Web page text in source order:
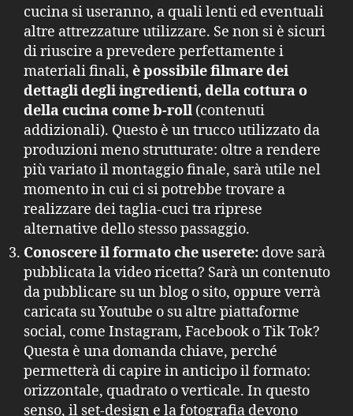
cucina si useranno, a quali lenti ed eventuali
altre attrezzature utilizzare. Se non si è sicuri
di riuscire a prevedere perfettamente i
materiali finali, è possibile filmare dei
dettagli degli ingredienti, della cottura o
della cucina come b-roll (contenuti
addizionali). Questo è un trucco utilizzato da
produzioni meno strutturate: oltre a rendere
più variato il montaggio finale, sarà utile nel
momento in cui ci si potrebbe trovare a
realizzare dei taglia-cuci tra riprese
alternative dello stesso passaggio.
Conoscere il formato che userete: dove sarà
pubblicata la video ricetta? Sarà un contenuto
da pubblicare su un blog o sito, oppure verrà
caricata su Youtube o su altre piattaforme
social, come Instagram, Facebook o Tik Tok?
Questa è una domanda chiave, perché
permetterà di capire in anticipo il formato:
orizzontale, quadrato o verticale. In questo
senso, il set-design e la fotografia devono